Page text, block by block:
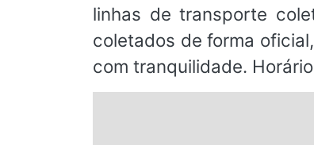
São Paulo
Rio de Janeiro
linhas de transporte
coletados de forma
com tranquilidade.